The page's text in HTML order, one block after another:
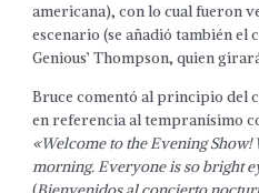
americana), con lo cual fueron
escenario (se añadió también el
Genious’ Thompson, quien
Bruce comentó al principio del
en referencia al tempranísimo
«Welcome to the Evening Show!
morning. Everyone is so bright